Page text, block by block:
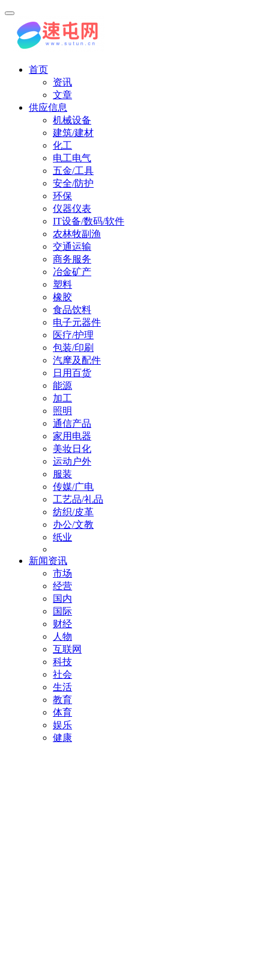
首页
资讯
文章
供应信息
机械设备
建筑/建材
化工
电工电气
五金/工具
安全/防护
环保
仪器仪表
IT设备/数码/软件
农林牧副渔
交通运输
商务服务
冶金矿产
塑料
橡胶
食品饮料
电子元器件
医疗/护理
包装/印刷
汽摩及配件
日用百货
能源
加工
照明
通信产品
家用电器
美妆日化
运动户外
服装
传媒/广电
工艺品/礼品
纺织/皮革
办公/文教
纸业
新闻资讯
市场
经营
国内
国际
财经
人物
互联网
科技
社会
生活
教育
体育
娱乐
健康